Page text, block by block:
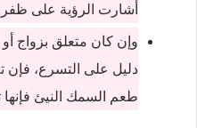
أشارت الرؤية على
وإن كان متعلق بزواج
دليل على التسرع، فإن
طعم السمك النيئ